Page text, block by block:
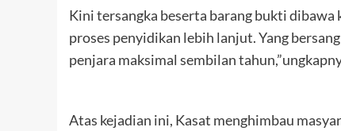
Kini tersangka beserta barang bukti dibawa
proses penyidikan lebih lanjut. Yang
penjara maksimal sembilan
Atas kejadian ini, Kasat menghimbau